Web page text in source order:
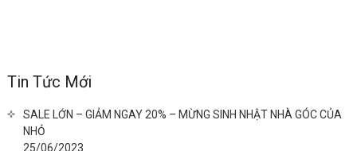
Tin Tức Mới
SALE LỚN – GIẢM NGAY 20% – MỪNG SINH NHẬT NHÀ GÓC CỦA
NHỎ
25/06/2023